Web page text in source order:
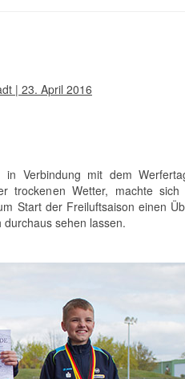
| 23. April 2016
Verbindung mit dem
trockenen Wetter, machte
Start der Freiluftsaison einen
sehen lassen.